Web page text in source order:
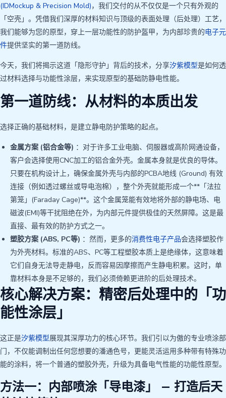
(IDMockup & Precision Mold)，我们交付的从不仅仅是一个只有外观的
「空壳」。凭借我们深厚的材料知识与顶级的表面处理（后处理）工艺，
我们能够为您的原型，穿上一层功能性的防护盔甲，为内部珍贵的电子元
件提供坚实的第一道防线。
今天，我们将揭示这道「隐形守护」背后的技术，分享汐紫模型是如何透
过材料选择与功能性涂层，来实现原型的基础防静电性能。
第一道防线：从材料的本质出发
选择正确的基础材料，是建立静电防护策略的起点。
金属方案 (铝合金等) ：对于许多工业电脑、伺服器或高阶网通设备，
客户会选择使用CNC加工的铝合金外壳。金属本身就是优良的导体。
只要在机构设计上，确保金属外壳与内部的PCBA地线 (Ground) 有效
连接（例如透过螺丝或导电泡棉），整个外壳就能形成一个**「法拉
第笼」(Faraday Cage)**。这个金属笼能有效地将外部的静电场、电
磁波(EMI)等干扰阻绝在外，为内部元件提供极佳的天然屏障。这是最
直接、最有效的防护方式之一。
塑胶方案 (ABS, PC等) ：然而，更多的消费性电子产品会选择塑胶作
为外壳材料。标准的ABS、PC等工程塑胶本质上是绝缘体，这意味着
它们自身无法导走静电，反而容易因摩擦而产生静电积累。这时，单
靠材料本身是不足够的，我们必须倚赖更进阶的后处理技术。
核心解决方案：精密后处理中的「功
能性涂层」
这正是汐紫模型展现其深厚功力的核心环节。我们引以为傲的专业喷涂部
门，不仅能调制出任何您想要的潘通色号，更能灵活运用多种带有特殊功
能的涂料，将一个普通的塑胶外壳，升级为具备电气性能的功能性原型。
方法一：内部喷涂「导电漆」 — 打造后天